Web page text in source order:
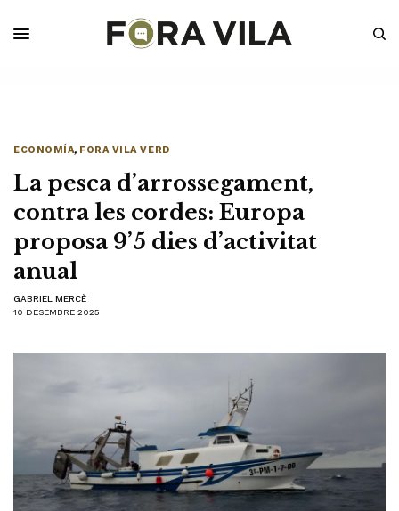
ECONOMÍA, FORA VILA VERD
La pesca d’arrossegament,
contra les cordes: Europa
proposa 9’5 dies d’activitat
anual
GABRIEL MERCÈ
10 DESEMBRE 2025